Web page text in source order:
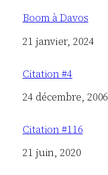
Boom à Davos
Date
21 janvier, 2024
Citation #4
Date
24 décembre, 2006
Citation #116
Date
21 juin, 2020